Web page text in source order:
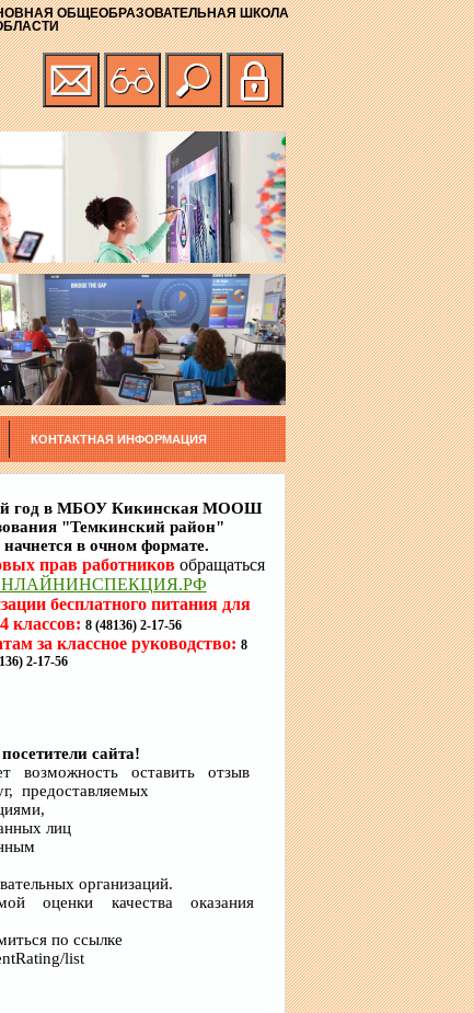
ОБЩЕОБРАЗОВАТЕЛЬНАЯ ШКОЛА
КОНТАКТНАЯ ИНФОРМАЦИЯ
год в МБОУ Кикинская МООШ
"Темкинский район"
в очном формате.
прав работников обращаться
бесплатного питания для
классов: 8 (48136) 2-17-56
за классное руководство: 8
2-17-56
сайта!
возможность оставить отзыв
предоставляемых
лиц
организаций.
оценки качества оказания
по ссылке
list